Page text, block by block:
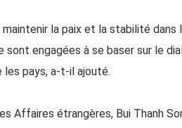
la paix et la stabilité dans
engagées à se baser sur le
pays, a-t-il ajouté.
Affaires étrangères, Bui Thanh